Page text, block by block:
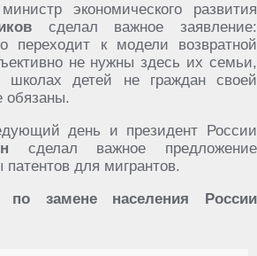
экономического развития
сделал важное заявление:
переходит к модели возвратной
не нужны здесь их семьи,
детей не граждан своей
обязаны.
день и президент России
сделал важное предложение
патентов для мигрантов.
по замене населения России